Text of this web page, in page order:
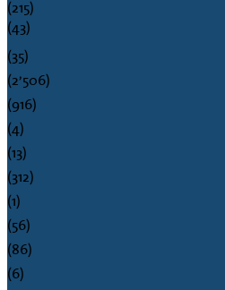
(215)
(43)
(35)
(2٬506)
(916)
(4)
(13)
(312)
(1)
(56)
(86)
(6)